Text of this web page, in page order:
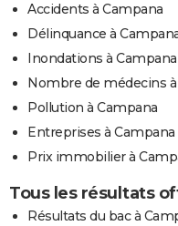
Accidents à Campana
Délinquance à
Inondations à Campana
Nombre de médecins
Pollution à Campana
Entreprises à Campana
Prix immobilier à
Tous les résultats
Résultats du bac à